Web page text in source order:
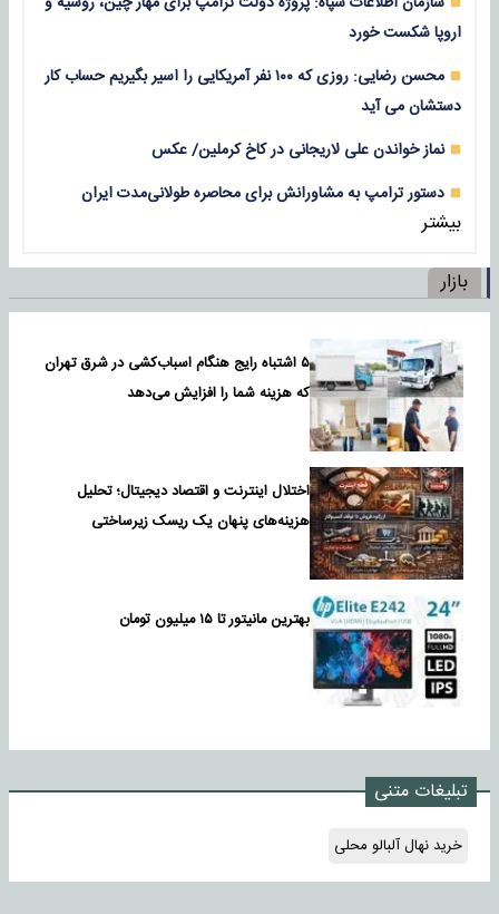
اروپا شکست خورد
محسن رضایی: روزی که ۱۰۰ نفر آمریکایی را اسیر بگیریم حساب کار
دستشان می آید
نماز خواندن علی لاریجانی در کاخ کرملین/ عکس
دستور ترامپ به مشاورانش برای محاصره طولانی‌مدت ایران
بیشتر
بازار
۵ اشتباه رایج هنگام اسباب‌کشی در شرق تهران
که هزینه شما را افزایش می‌دهد
اختلال اینترنت و اقتصاد دیجیتال؛ تحلیل
هزینه‌های پنهان یک ریسک زیرساختی
بهترین مانیتور تا ۱۵ میلیون تومان
تبلیغات متنی
خرید نهال آلبالو محلی